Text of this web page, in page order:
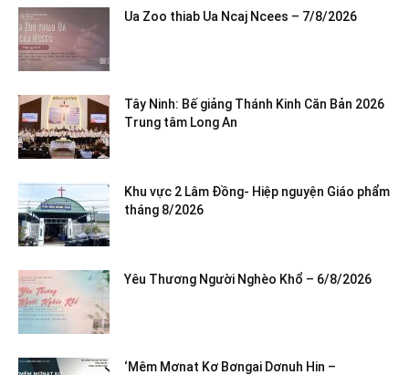
Ua Zoo thiab Ua Ncaj Ncees – 7/8/2026
Tây Ninh: Bế giảng Thánh Kinh Căn Bản 2026
Trung tâm Long An
Khu vực 2 Lâm Đồng- Hiệp nguyện Giáo phẩm
tháng 8/2026
Yêu Thương Người Nghèo Khổ – 6/8/2026
‘Mêm Mơnat Kơ Bơngai Dơnuh Hin –